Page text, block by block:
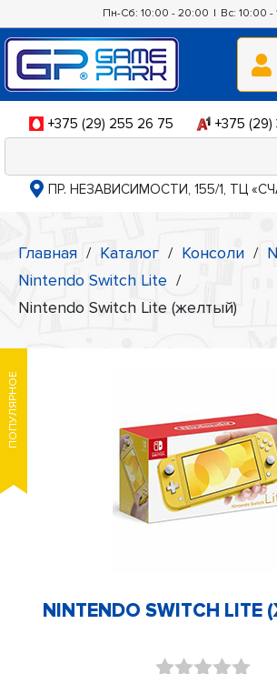
Пн-Сб: 10:00 - 20:00 | Вс: 10:00 -
+375 (29) 255 26 75 +375 (29)
ПР. НЕЗАВИСИМОСТИ, 155/1, ТЦ
Главная / Каталог / Консоли /
Nintendo Switch Lite /
Nintendo Switch Lite (желтый)
ПОПУЛЯРНОЕ
NINTENDO SWITCH